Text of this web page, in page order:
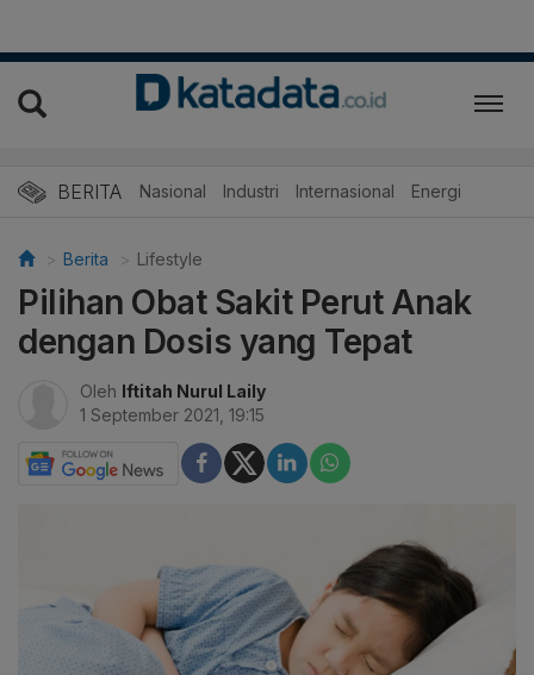
BERITA Nasional Industri Internasional Energi
Berita Lifestyle
Pilihan Obat Sakit Perut Anak
dengan Dosis yang Tepat
Oleh Iftitah Nurul Laily
1 September 2021, 19:15